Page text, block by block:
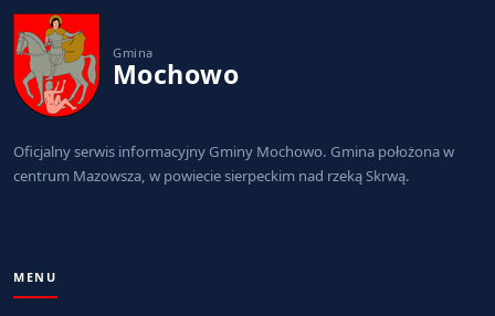
Gmina
Mochowo
Oficjalny serwis informacyjny Gminy Mochowo. Gmina położona w
centrum Mazowsza, w powiecie sierpeckim nad rzeką Skrwą.
MENU